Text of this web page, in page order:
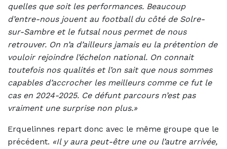
quelles que soit les performances. Beaucoup
d’entre-nous jouent au football du côté de Solre-
sur-Sambre et le futsal nous permet de nous
retrouver. On n’a d’ailleurs jamais eu la prétention de
vouloir rejoindre l’échelon national. On connait
toutefois nos qualités et l’on sait que nous sommes
capables d’accrocher les meilleurs comme ce fut le
cas en 2024-2025. Ce défunt parcours n’est pas
vraiment une surprise non plus.»
Erquelinnes repart donc avec le même groupe que le
précédent. «Il y aura peut-être une ou l’autre arrivée,